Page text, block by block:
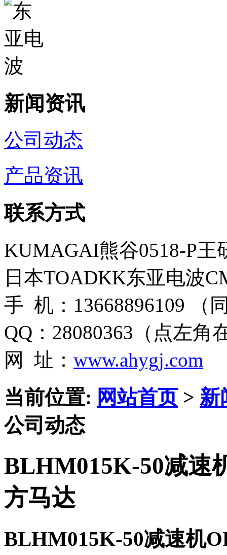
新闻资讯
公司动态
产品资讯
联系方式
KUMAGAI熊谷0518-P王
日本TOADKK东亚电波
手 机：13668896109 （
QQ：28080363（点左角
网 址： www.ahygj.com
当前位置: 网站首页> 新
公司动态
BLHM015K-50减速
方马达
BLHM015K-50减速机